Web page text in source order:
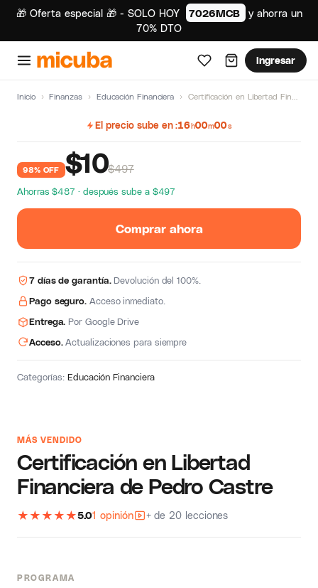
🎁 Oferta especial 🎁 - SOLO HOY 7026MCB
y ahorra un
70% DTO
Ingresar
Inicio › Finanzas › Educación Financiera › Certificación en Libertad Financiera de Pedro Castre
MÁS VENDIDO
Certificación en Libertad
Financiera de Pedro Castre
★ ★ ★ ★ ★5.01 opinión + de 20 lecciones
PROGRAMA
El precio sube en 15h59m59s
98% OFF $10$497
Ahorras $487 · después sube a $497
Comprar ahora
7 días de garantía.Devolución del 100%.
Pago seguro. Acceso inmediato.
Entrega. Por Google Drive
Acceso.Actualizaciones para siempre
Categorías:Educación Financiera